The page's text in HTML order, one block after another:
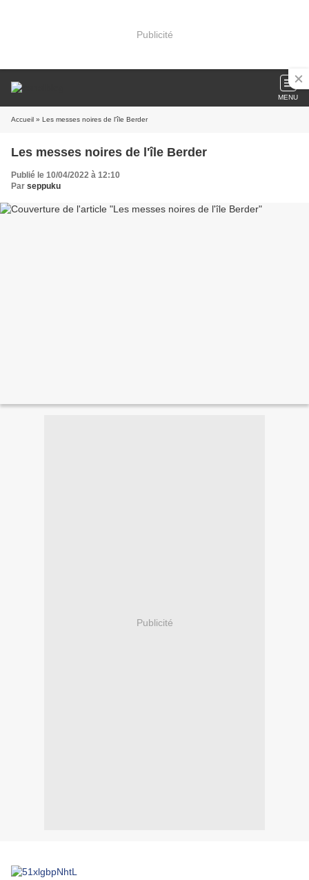
Publicité
MENU
Accueil » Les messes noires de l'île Berder
Les messes noires de l'île Berder
Publié le 10/04/2022 à 12:10
Par seppuku
Publicité